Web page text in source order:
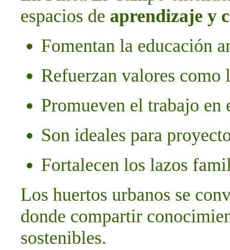
espacios de aprendizaje y
Fomentan la educación
Refuerzan valores como
Promueven el trabajo
Son ideales para
Fortalecen los lazos
Los huertos urbanos se
donde compartir
sostenibles.